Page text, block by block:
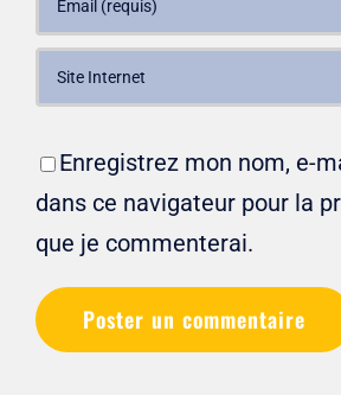
Enregistrez mon nom, e-
dans ce navigateur pour la
que je commenterai.